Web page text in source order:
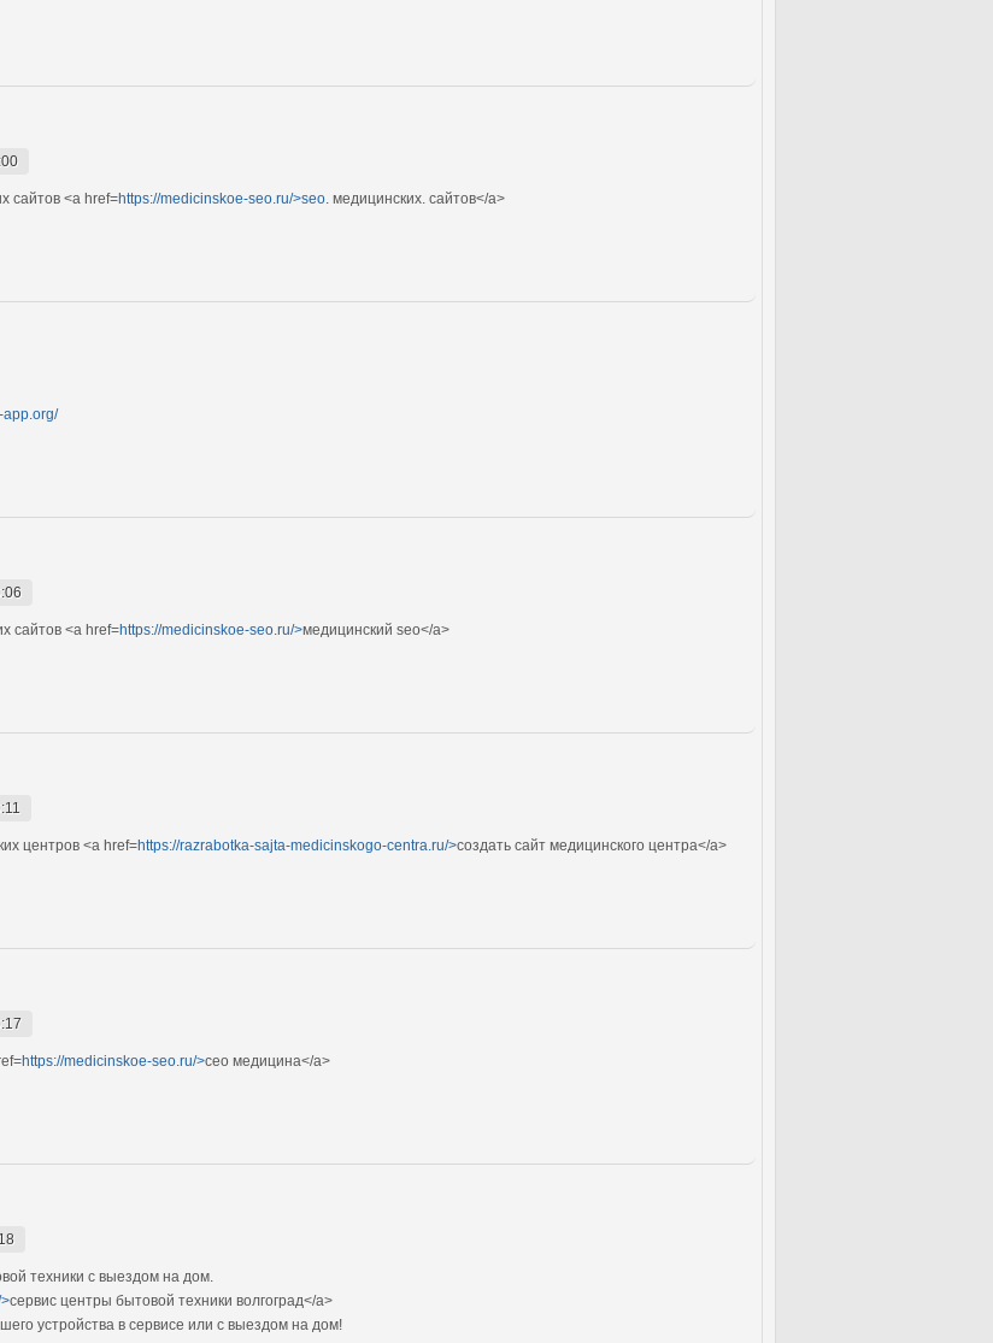
сайтов <a href=https://medicinskoe-seo.ru/>seo . медицинских. сайтов</a>
app.org/
сайтов <a href=https://medicinskoe-seo.ru/>медицинский seo</a>
центров <a href=https://razrabotka-sajta-medicinskogo-centra.ru/>создать сайт медицинского центра</a>
https://medicinskoe-seo.ru/>сео медицина</a>
техники с выездом на дом.
сервис центры бытовой техники волгоград</a>
устройства в сервисе или с выездом на дом!